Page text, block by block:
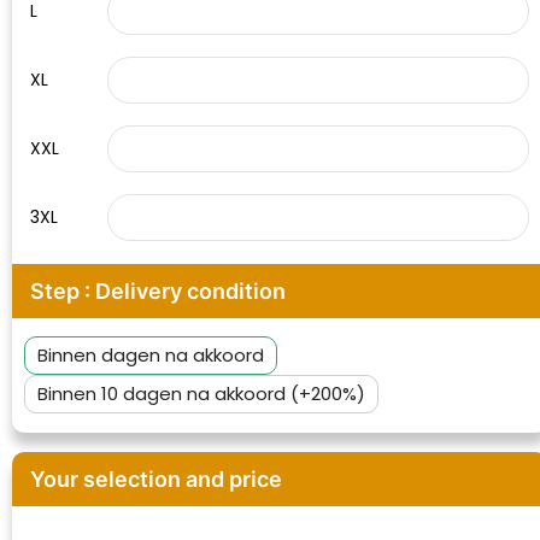
L
XL
XXL
3XL
Step : Delivery condition
Binnen dagen na akkoord
Binnen 10 dagen na akkoord (+200%)
Your selection and price
Klantenbeoordelingen laten zien hoe een
website in het algemeen aan de behoeften
Trustindex werkt samen met 137
beoordelingsplatforms om
websitebezoekers toegang te geven tot